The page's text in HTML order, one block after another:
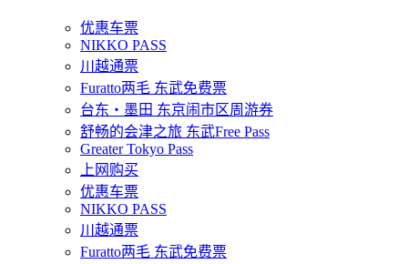
优惠车票
NIKKO PASS
川越通票
Furatto两毛 东武免费票
台东・墨田 东京闹市区周游券
舒畅的会津之旅 东武Free Pass
Greater Tokyo Pass
上网购买
优惠车票
NIKKO PASS
川越通票
Furatto两毛 东武免费票